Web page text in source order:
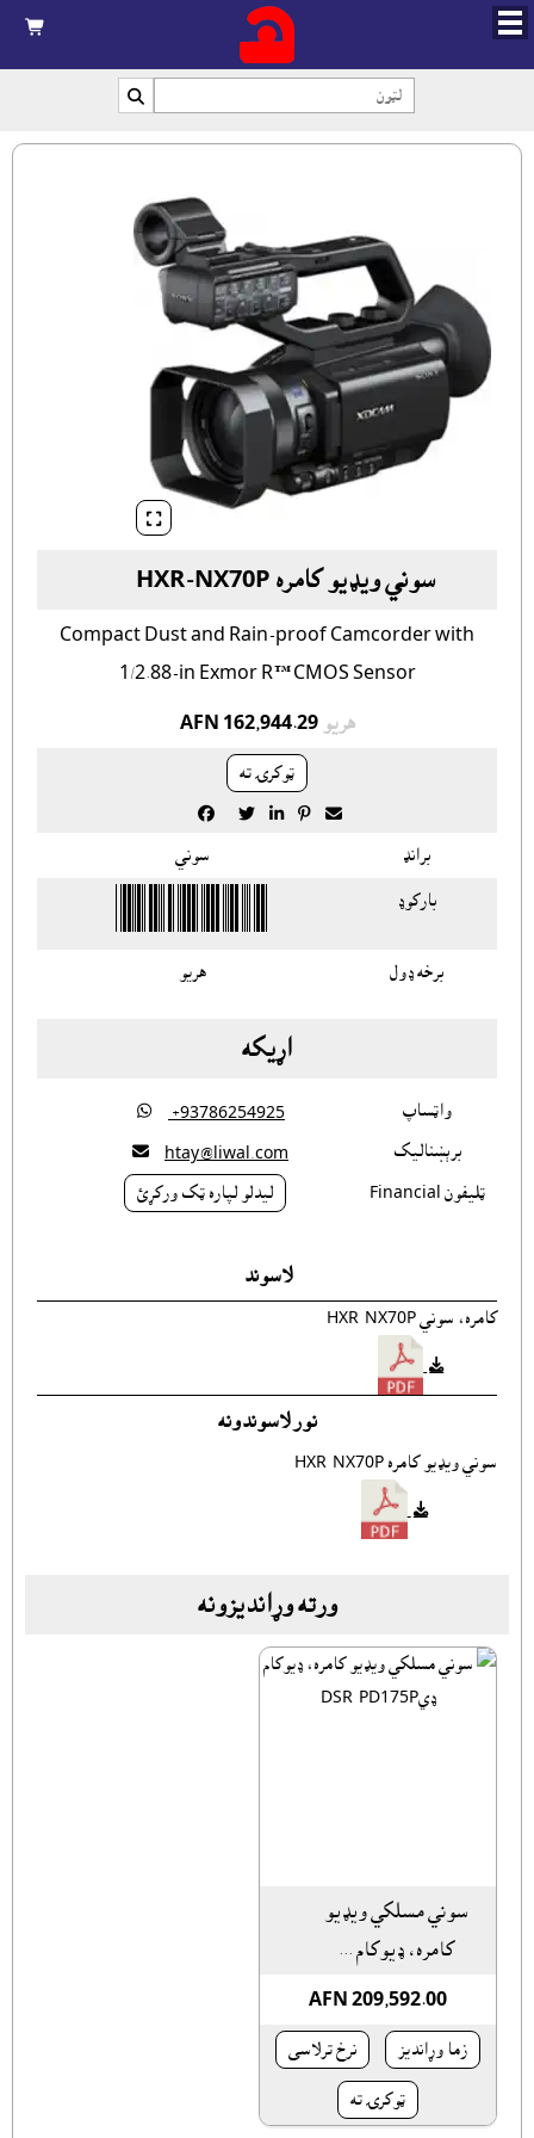



سوني ويډيو کامره HXR-NX70P
Compact Dust and Rain-proof Camcorder with
1/2.88-in Exmor R™ CMOS Sensor
AFN 162,944.29 هريو
ټوکرۍ ته
    
برانډ سوني
بارکوډ
برخه ډول هريو
اړيکه
واټساپ ‎ +93786254925

برېښناليک htay@liwal.com

ټليفون Financial ليدلو لپاره ټک ورکړئ
لاسوند
کامره، سوني HXR-NX70P
نور لاسوندونه
سوني ويډيو کامره HXR-NX70P
ورته وړانديزونه
سوني مسلکي ويډيو
کامره، ډيوکام ...
AFN 209,592.00
زما وړانديز نرخ ترلاسى
ټوکرۍ ته